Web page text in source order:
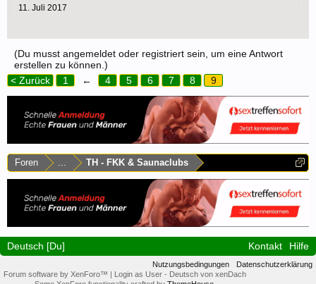
11. Juli 2017
(Du musst angemeldet oder registriert sein, um eine Antwort
erstellen zu können.)
< Zurück
1 ← 4 5 6 7 8 9
Foren TH - FKK & Saunaclubs
Deutsch [Du] Kontakt Hilfe
Nutzungsbedingungen
Datenschutzerklärung
Forum software by XenForo™ | Login as User - Deutsch von xenDach